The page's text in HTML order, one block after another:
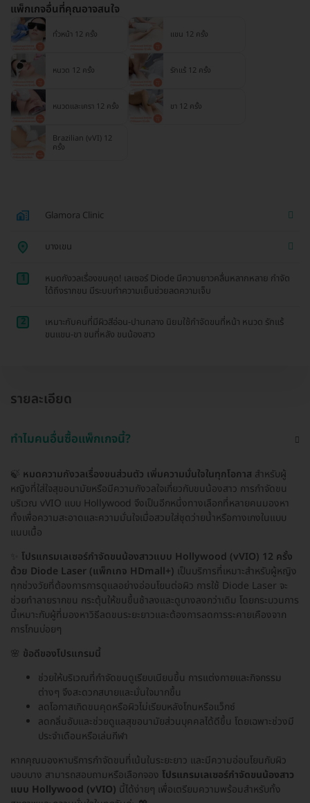
แพ็กเกจอื่นที่คุณอาจสนใจ
ทั่วหน้า 12 ครั้ง แขน 12 ครั้ง
หนวด 12 ครั้ง รักแร้ 12 ครั้ง
หนวดและเครา 12 ครั้ง ขา 12 ครั้ง
Brazilian (vVI) 12
ครั้ง
Glamora Clinic
บางเขน
1
หมดกังวลเรื่องขนคุด! เลเซอร์ Diode มีความยาวคลื่นหลากหลาย กำจัด
ได้ถึงรากขน มีระบบทำความเย็นช่วยลดความเจ็บ
2
เหมาะกับคนที่มีผิวสีอ่อน-ปานกลาง นิยมใช้กำจัดขนที่หน้า หนวด รักแร้
ขนแขน-ขา ขนที่หลัง ขนน้องสาว
รายละเอียด
ทำไมคนอื่นซื้อแพ็กเกจนี้?
🍃 หมดความกังวลเรื่องขนส่วนตัว เพิ่มความมั่นใจในทุกโอกาส สำหรับผู้
หญิงที่ใส่ใจสุขอนามัยหรือมีความกังวลใจเกี่ยวกับขนน้องสาว การกำจัดขน
บริเวณ vVIO แบบ Hollywood จึงเป็นอีกหนึ่งทางเลือกที่หลายคนมองหา
ทั้งเพื่อความสะอาดและความมั่นใจเมื่อสวมใส่ชุดว่ายน้ำหรือกางเกงในแบบ
แนบเนื้อ
โปรแกรมเลเซอร์กำจัดขนน้องสาวแบบ Hollywood (vVIO) 12 ครั้ง
ด้วย Diode Laser (แพ็กเกจ HDmall+) เป็นบริการที่เหมาะสำหรับผู้หญิง
ทุกช่วงวัยที่ต้องการการดูแลอย่างอ่อนโยนต่อผิว การใช้ Diode Laser จะ
ช่วยทำลายรากขน กระตุ้นให้ขนขึ้นช้าลงและดูบางลงกว่าเดิม โดยกระบวนการ
นี้เหมาะกับผู้ที่มองหาวิธีลดขนระยะยาวและต้องการลดการระคายเคืองจาก
การโกนบ่อยๆ
🌸 ข้อดีของโปรแกรมนี้
ช่วยให้บริเวณที่กำจัดขนดูเรียบเนียนขึ้น การแต่งกายและกิจกรรม
ต่างๆ จึงสะดวกสบายและมั่นใจมากขึ้น
ลดโอกาสเกิดขนคุดหรือผิวไม่เรียบหลังโกนหรือแว็กซ์
ลดกลิ่นอับและช่วยดูแลสุขอนามัยส่วนบุคคลได้ดีขึ้น โดยเฉพาะช่วงมี
ประจำเดือนหรือเล่นกีฬา
หากคุณมองหาบริการกำจัดขนที่เน้นในระยะยาว และมีความอ่อนโยนกับผิว
บอบบาง สามารถสอบถามหรือเลือกจอง โปรแกรมเลเซอร์กำจัดขนน้องสาว
แบบ Hollywood (vVIO) นี้ได้ง่ายๆ เพื่อเตรียมความพร้อมสำหรับทั้ง